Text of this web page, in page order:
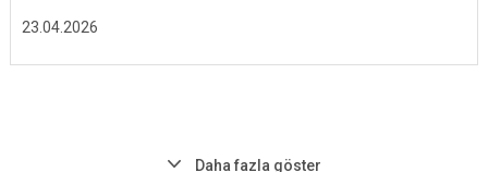
23.04.2026
Daha fazla göster